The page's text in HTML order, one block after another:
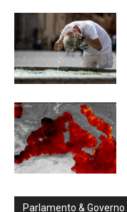
Parlamento & Governo